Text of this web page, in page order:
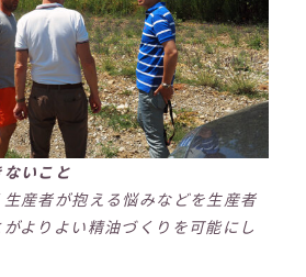
いこと
産者が抱える悩みなどを生産者
よりよい精油づくりを可能にし